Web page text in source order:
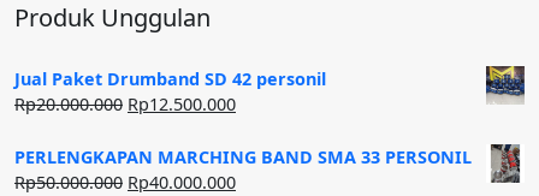
Produk Unggulan
Jual Paket Drumband SD 42 personil
Rp20.000.000 Harga
adalah:
Rp20.000.000.
Rp12.500.000Harga
ini
adalah:
PERLENGKAPAN MARCHING BAND SMA 33 PERSONIL
Rp50.000.000 Harga
Rp40.000.000Harga